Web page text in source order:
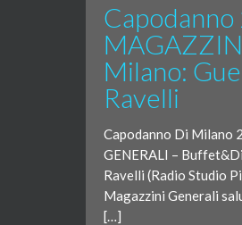
Milano:
Ravelli
Capodanno Di Milano
GENERALI –
Ravelli (Radio Studio
Magazzini Generali
[…]